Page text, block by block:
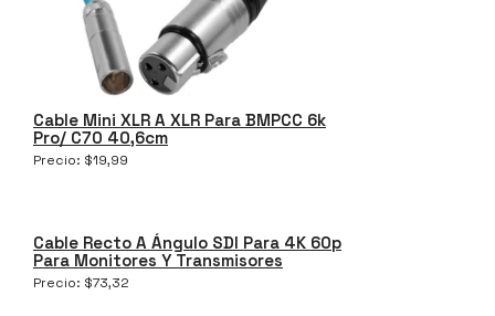
Cable Mini XLR A XLR Para BMPCC 6k
Pro/ C70 40,6cm
Precio: $19,99
Cable Recto A Ángulo SDI Para 4K 60p
Para Monitores Y Transmisores
Precio: $73,32